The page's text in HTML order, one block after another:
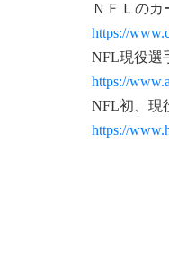
ＮＦＬの
https://
NFL現役選
https://
NFL初、現
https://